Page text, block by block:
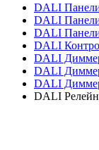
DALI
DALI
DALI
DALI
DALI
DALI
DALI
DALI